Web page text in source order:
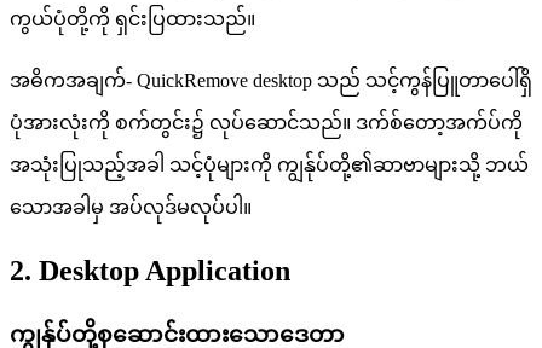
ကွယ်ပုံတို့ကို ရှင်းပြထားသည်။
အဓိကအချက်- QuickRemove desktop သည် သင့်ကွန်ပြူတာပေါ်ရှိ
ပုံအားလုံးကို စက်တွင်း၌ လုပ်ဆောင်သည်။ ဒက်စ်တော့အက်ပ်ကို
အသုံးပြုသည့်အခါ သင့်ပုံများကို ကျွန်ုပ်တို့၏ဆာဗာများသို့ ဘယ်
သောအခါမှ အပ်လုဒ်မလုပ်ပါ။
2. Desktop Application
ကျွန်ုပ်တို့စုဆောင်းထားသောဒေတာ